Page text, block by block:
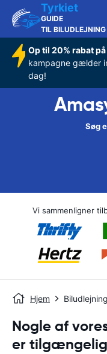
Tyrkiet
GUIDE
TIL BILUDLEJNING
Op til 20% rabat
kampagne gælder
dag!
Søg
Vi sammenligner
Hjem
Nogle af
er